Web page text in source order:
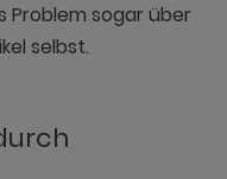
Problem sogar über
selbst.